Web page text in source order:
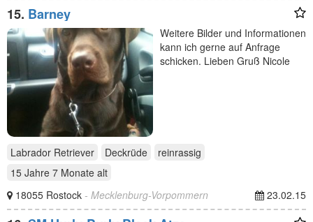
15. Barney
Weitere Bilder und Informationen
kann ich gerne auf Anfrage
schicken. Lieben Gruß Nicole
Labrador Retriever Deckrüde
reinrassig
15 Jahre 7 Monate alt
18055 Rostock - Mecklenburg-Vorpommern 23.02.15